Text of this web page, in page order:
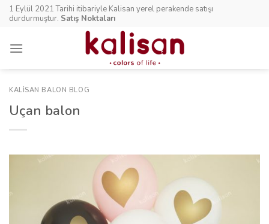
Skip1 Eylül 2021 Tarihi itibariyle Kalisan yerel perakende satışı
durdurmuştur. Satış Noktaları
KALISAN BALON BLOG
Uçan balon